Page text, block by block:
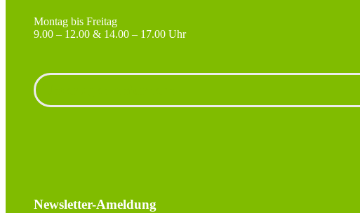
Montag bis Freitag
9.00 – 12.00 & 14.00 – 17.00 Uhr
Newsletter-Ameldung